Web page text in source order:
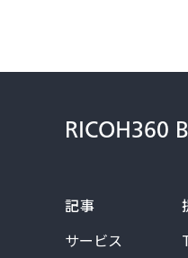
RICOH360
記事
サービス